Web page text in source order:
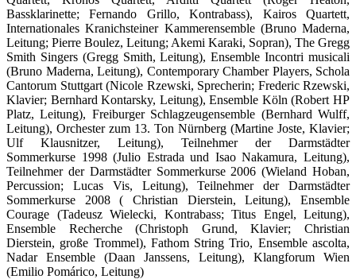
Bassklarinette; Fernando Grillo, Kontrabass), Kairos Quartett,
Internationales Kranichsteiner Kammerensemble (Bruno Maderna,
Leitung; Pierre Boulez, Leitung; Akemi Karaki, Sopran), The Gregg
Smith Singers (Gregg Smith, Leitung), Ensemble Incontri musicali
(Bruno Maderna, Leitung), Contemporary Chamber Players, Schola
Cantorum Stuttgart (Nicole Rzewski, Sprecherin; Frederic Rzewski,
Klavier; Bernhard Kontarsky, Leitung), Ensemble Köln (Robert HP
Platz, Leitung), Freiburger Schlagzeugensemble (Bernhard Wulff,
Leitung), Orchester zum 13. Ton Nürnberg (Martine Joste, Klavier;
Ulf Klausnitzer, Leitung), Teilnehmer der Darmstädter
Sommerkurse 1998 (Julio Estrada und Isao Nakamura, Leitung),
Teilnehmer der Darmstädter Sommerkurse 2006 (Wieland Hoban,
Percussion; Lucas Vis, Leitung), Teilnehmer der Darmstädter
Sommerkurse 2008 ( Christian Dierstein, Leitung), Ensemble
Courage (Tadeusz Wielecki, Kontrabass; Titus Engel, Leitung),
Ensemble Recherche (Christoph Grund, Klavier; Christian
Dierstein, große Trommel), Fathom String Trio, Ensemble ascolta,
Nadar Ensemble (Daan Janssens, Leitung), Klangforum Wien
(Emilio Pomárico, Leitung)